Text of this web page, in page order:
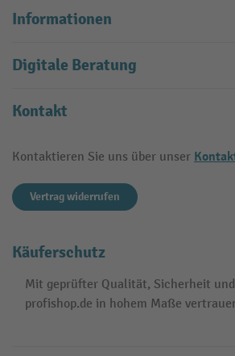
Informationen
Digitale Beratung
Kontakt
Kontaktieren Sie uns über unser
Vertrag widerrufen
Käuferschutz
Mit geprüfter Qualität, Sicherheit
profishop.de in hohem Maße